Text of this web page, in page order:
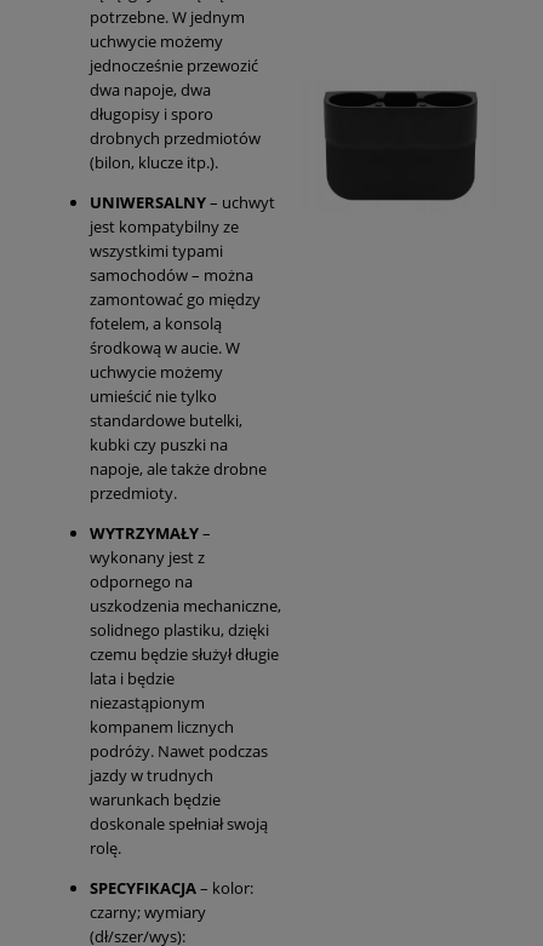
potrzebne. W jednym
uchwycie możemy
jednocześnie przewozić
dwa napoje, dwa
długopisy i sporo
drobnych przedmiotów
(bilon, klucze itp.).
UNIWERSALNY– uchwyt
jest kompatybilny ze
wszystkimi typami
samochodów – można
zamontować go między
fotelem, a konsolą
środkową w aucie. W
uchwycie możemy
umieścić nie tylko
standardowe butelki,
kubki czy puszki na
napoje, ale także drobne
przedmioty.
WYTRZYMAŁY–
wykonany jest z
odpornego na
uszkodzenia mechaniczne,
solidnego plastiku, dzięki
czemu będzie służył długie
lata i będzie
niezastąpionym
kompanem licznych
podróży. Nawet podczas
jazdy w trudnych
warunkach będzie
doskonale spełniał swoją
rolę.
SPECYFIKACJA– kolor:
czarny; wymiary
(dł/szer/wys):